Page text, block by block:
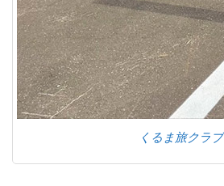
くるま旅クラブ